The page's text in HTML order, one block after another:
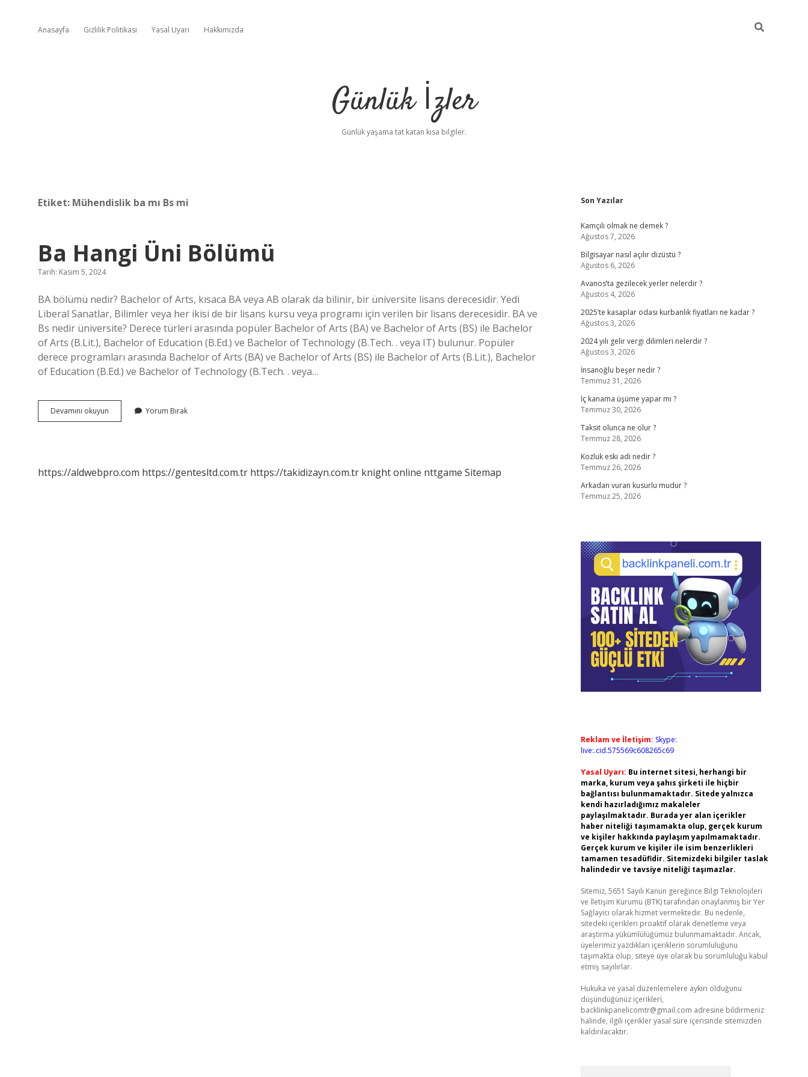
Anasayfa Gizlilik Politikası Yasal Uyarı Hakkımızda
Günlük İzler
Günlük yaşama tat katan kısa bilgiler.
Etiket: Mühendislik ba mı Bs mi
Ba Hangi Üni Bölümü
Tarih: Kasım 5, 2024
BA bölümü nedir? Bachelor of Arts, kısaca BA veya AB olarak da bilinir, bir üniversite lisans derecesidir. Yedi
Liberal Sanatlar, Bilimler veya her ikisi de bir lisans kursu veya programı için verilen bir lisans derecesidir. BA ve
Bs nedir üniversite? Derece türleri arasında popüler Bachelor of Arts (BA) ve Bachelor of Arts (BS) ile Bachelor
of Arts (B.Lit.), Bachelor of Education (B.Ed.) ve Bachelor of Technology (B.Tech. . veya IT) bulunur. Popüler
derece programları arasında Bachelor of Arts (BA) ve Bachelor of Arts (BS) ile Bachelor of Arts (B.Lit.), Bachelor
of Education (B.Ed.) ve Bachelor of Technology (B.Tech. . veya…
Devamını okuyun
Hangi
Yorum Bırak
https://aldwebpro.com https://gentesltd.com.tr https://takidizayn.com.tr knight online nttgame Sitemap
Sidebar
Son Yazılar
Kamçılı olmak ne demek ?
Ağustos 7, 2026
Bilgisayar nasıl açılır dizüstü ?
Ağustos 6, 2026
Avanos’ta gezilecek yerler nelerdir ?
Ağustos 4, 2026
2025’te kasaplar odası kurbanlık fiyatları ne kadar ?
Ağustos 3, 2026
2024 yılı gelir vergi dilimleri nelerdir ?
Ağustos 3, 2026
İnsanoğlu beşer nedir ?
Temmuz 31, 2026
İç kanama üşüme yapar mı ?
Temmuz 30, 2026
Taksit olunca ne olur ?
Temmuz 28, 2026
Kozluk eski adı nedir ?
Temmuz 26, 2026
Arkadan vuran kusurlu mudur ?
Temmuz 25, 2026
Reklam ve İletişim: Skype:
live:.cid.575569c608265c69
Yasal Uyarı: Bu internet sitesi, herhangi bir
marka, kurum veya şahıs şirketi ile hiçbir
bağlantısı bulunmamaktadır. Sitede yalnızca
kendi hazırladığımız makaleler
paylaşılmaktadır. Burada yer alan içerikler
haber niteliği taşımamakta olup, gerçek kurum
ve kişiler hakkında paylaşım yapılmamaktadır.
Gerçek kurum ve kişiler ile isim benzerlikleri
tamamen tesadüfidir. Sitemizdeki bilgiler taslak
halindedir ve tavsiye niteliği taşımazlar.
Sitemiz, 5651 Sayılı Kanun gereğince Bilgi Teknolojileri
ve İletişim Kurumu (BTK) tarafından onaylanmış bir Yer
Sağlayıcı olarak hizmet vermektedir. Bu nedenle,
sitedeki içerikleri proaktif olarak denetleme veya
araştırma yükümlülüğümüz bulunmamaktadır. Ancak,
üyelerimiz yazdıkları içeriklerin sorumluluğunu
taşımakta olup, siteye üye olarak bu sorumluluğu kabul
etmiş sayılırlar.
Hukuka ve yasal düzenlemelere aykırı olduğunu
düşündüğünüz içerikleri,
backlinkpanelicomtr@gmail.com adresine bildirmeniz
halinde, ilgili içerikler yasal süre içerisinde sitemizden
kaldırılacaktır.